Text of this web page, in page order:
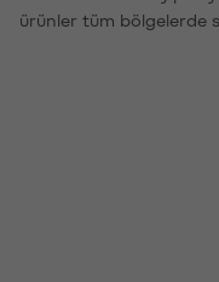
ürünler tüm bölgelerde